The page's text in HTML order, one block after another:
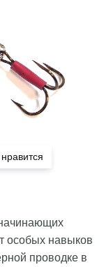
особых навыков
проводке в